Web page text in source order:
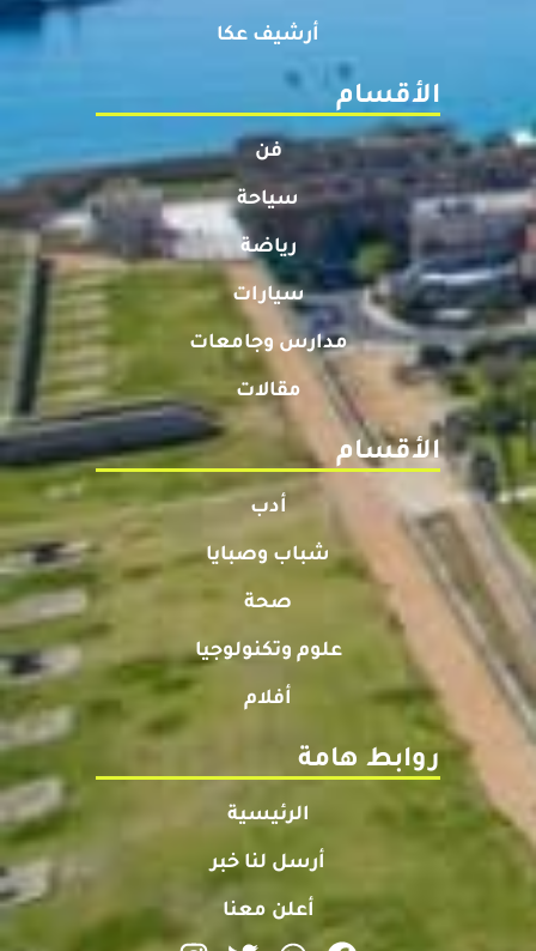
أرشيف عكا
الأقسام
فن
سياحة
رياضة
سيارات
مدارس وجامعات
مقالات
الأقسام
أدب
شباب وصبايا
صحة
علوم وتكنولوجيا
أفلام
روابط هامة
الرئيسية
أرسل لنا خبر
أعلن معنا